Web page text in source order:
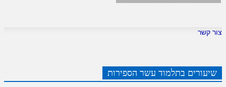
צור קשר
שיעורים בתלמוד עשר הספירות